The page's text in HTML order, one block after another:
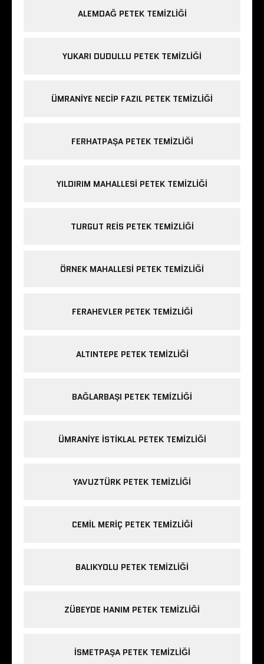
ALEMDAĞ PETEK TEMIZLIĞI
YUKARI DUDULLU PETEK TEMIZLIĞI
ÜMRANIYE NECIP FAZIL PETEK TEMIZLIĞI
FERHATPAŞA PETEK TEMIZLIĞI
YILDIRIM MAHALLESI PETEK TEMIZLIĞI
TURGUT REIS PETEK TEMIZLIĞI
ÖRNEK MAHALLESI PETEK TEMIZLIĞI
FERAHEVLER PETEK TEMIZLIĞI
ALTINTEPE PETEK TEMIZLIĞI
BAĞLARBAŞI PETEK TEMIZLIĞI
ÜMRANIYE ISTIKLAL PETEK TEMIZLIĞI
YAVUZTÜRK PETEK TEMIZLIĞI
CEMIL MERIÇ PETEK TEMIZLIĞI
BALIKYOLU PETEK TEMIZLIĞI
ZÜBEYDE HANIM PETEK TEMIZLIĞI
ISMETPAŞA PETEK TEMIZLIĞI